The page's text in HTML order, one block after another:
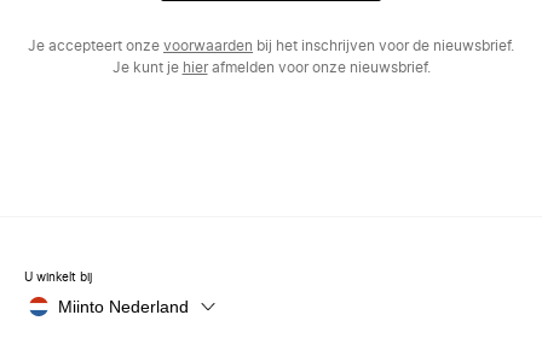
Je accepteert onze voorwaarden bij het inschrijven voor de nieuwsbrief.
Je kunt je hierafmelden voor onze nieuwsbrief.
U winkelt bij
Miinto Nederland